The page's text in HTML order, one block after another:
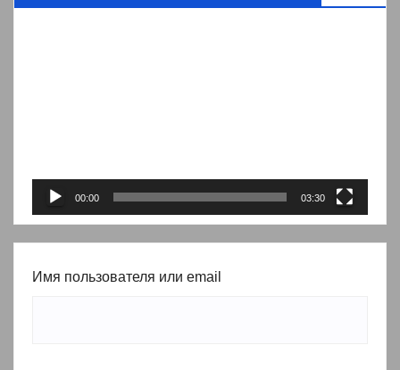
00:00 03:30
Имя пользователя или email